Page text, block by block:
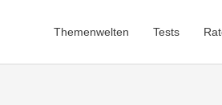
Themenwelten Tests